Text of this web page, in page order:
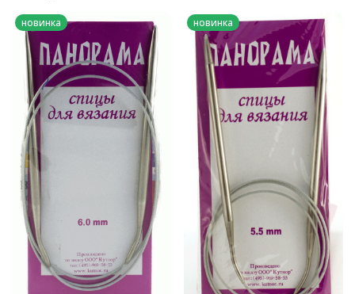
новинка новинка